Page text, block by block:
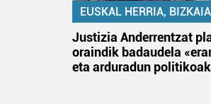
EUSKAL HERRIA, BIZKAIA
Justizia Anderrentzat
oraindik badaudela
eta arduradun